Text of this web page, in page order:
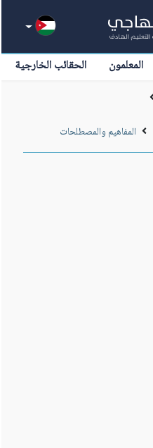
المعلمون الحقائب الخارجية
المفاهيم والمصطلحات